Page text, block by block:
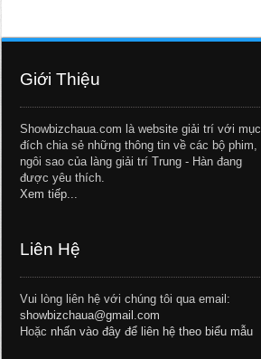
Giới Thiệu
Showbizchaua.com là website giải trí với mục
đích chia sẻ những thông tin về các bộ phim,
ngôi sao của làng giải trí Trung - Hàn đang
được yêu thích.
Xem tiếp...
Liên Hệ
Vui lòng liên hệ với chúng tôi qua email:
showbizchaua@gmail.com
Hoặc nhấn vào đây để liên hệ theo biểu mẫu